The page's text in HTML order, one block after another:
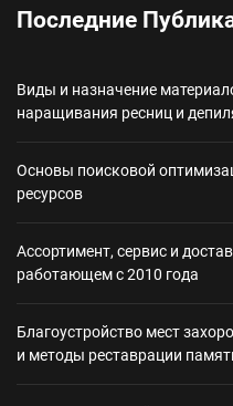
Последние
Виды и назначение
наращивания ресниц и
Основы поисковой
ресурсов
Ассортимент, сервис и
работающем с 2010 года
Благоустройство мест
и методы реставрации